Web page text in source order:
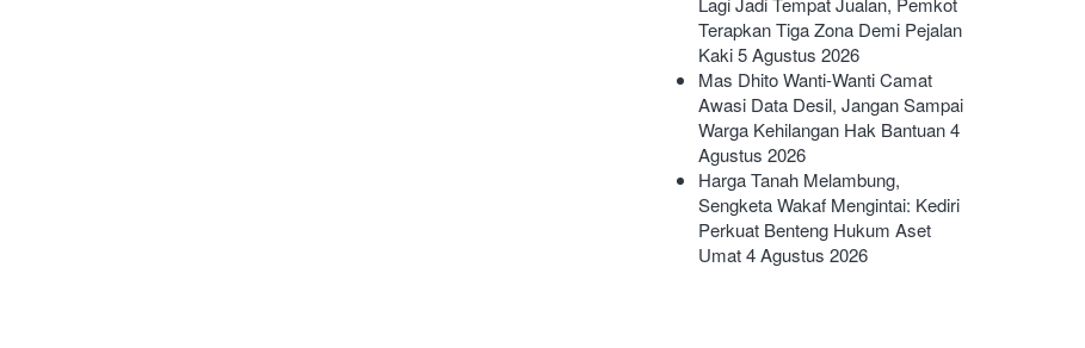
Terapkan Tiga Zona Demi Pejalan
Kaki 5 Agustus 2026
Mas Dhito Wanti-Wanti Camat
Awasi Data Desil, Jangan Sampai
Warga Kehilangan Hak Bantuan 4
Agustus 2026
Harga Tanah Melambung,
Sengketa Wakaf Mengintai: Kediri
Perkuat Benteng Hukum Aset
Umat 4 Agustus 2026